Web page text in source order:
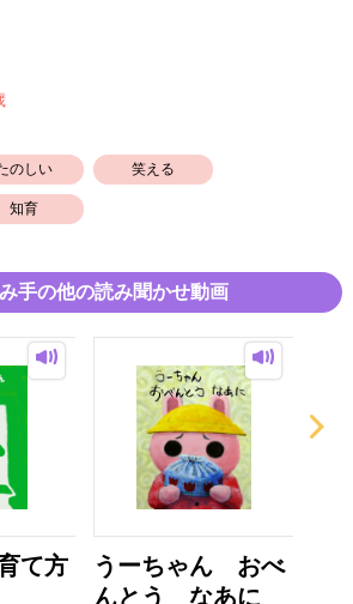
のしい 笑える
知育
手の他の読み聞かせ動画
て方
うーちゃん おべ
んとう なあに